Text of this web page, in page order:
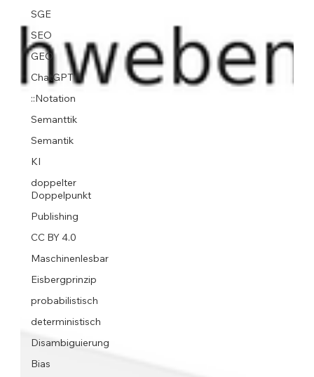
SGE
SEO
GEO
ChatGPT
::Notation
Semanttik
Semantik
KI
doppelter
Doppelpunkt
Publishing
CC BY 4.0
Maschinenlesbar
Eisbergprinzip
probabilistisch
deterministisch
Disambiguierung
Bias